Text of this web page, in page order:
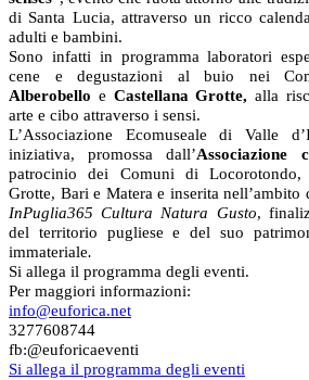
di Santa Lucia, attraverso un ricco
adulti e bambini.
Sono infatti in programma laboratori
cene e degustazioni al buio nei
Alberobello e Castellana Grotte, alla
arte e cibo attraverso i sensi.
L’Associazione Ecomuseale di Valle
iniziativa, promossa dall’Associazione
patrocinio dei Comuni di Locorotondo,
Grotte, Bari e Matera e inserita nell’ambito
InPuglia365 Cultura Natura Gusto,
del territorio pugliese e del suo
immateriale.
Si allega il programma degli eventi.
Per maggiori informazioni:
info@euforica.net
3277608744
fb:@euforicaeventi
Si allega il programma degli eventi